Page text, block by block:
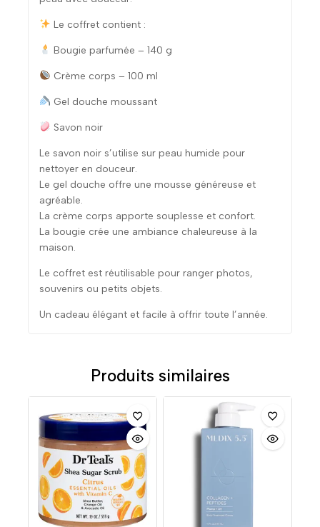
Le coffret contient :
Bougie parfumée – 140 g
Crème corps – 100 ml
Gel douche moussant
Savon noir
Le savon noir s’utilise sur peau humide pour
nettoyer en douceur.
Le gel douche offre une mousse généreuse et
agréable.
La crème corps apporte souplesse et confort.
La bougie crée une ambiance chaleureuse à la
maison.
Le coffret est réutilisable pour ranger photos,
souvenirs ou petits objets.
Un cadeau élégant et facile à offrir toute l’année.
Produits similaires